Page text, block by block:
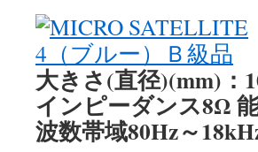
大きさ(直径)(mm)：
インピーダンス8Ω
波数帯域80Hz～